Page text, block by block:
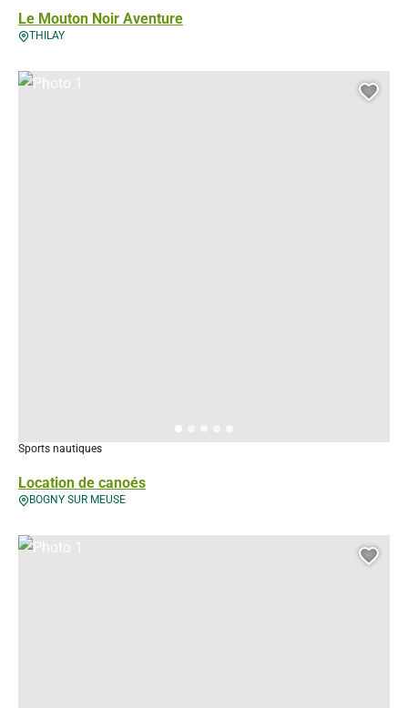
Le Mouton Noir Aventure
THILAY
Location de canoés
Sports nautiques
BOGNY SUR MEUSE
Photo 1, © Droits gérés
Photo 1, © Droits gérés – VAT